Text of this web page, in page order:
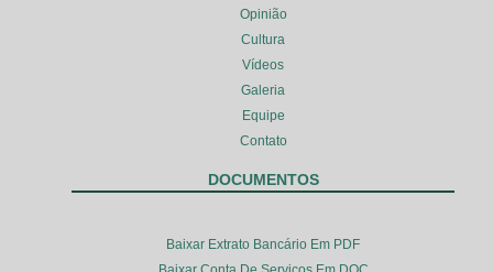
Opinião
Cultura
Vídeos
Galeria
Equipe
Contato
DOCUMENTOS
Baixar Extrato Bancário Em PDF